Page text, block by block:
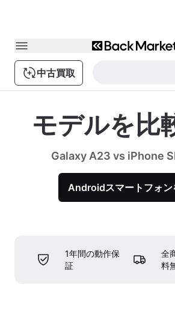
中古買取
モデルを比
Galaxy A23 vs iPhone
Androidスマートフォン
1年間の動作保
証
全
料